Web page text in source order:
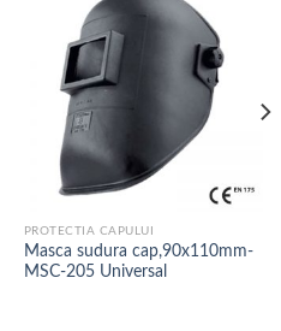
PROTECTIA CAPULUI
Masca sudura cap,90x110mm-
MSC-205 Universal